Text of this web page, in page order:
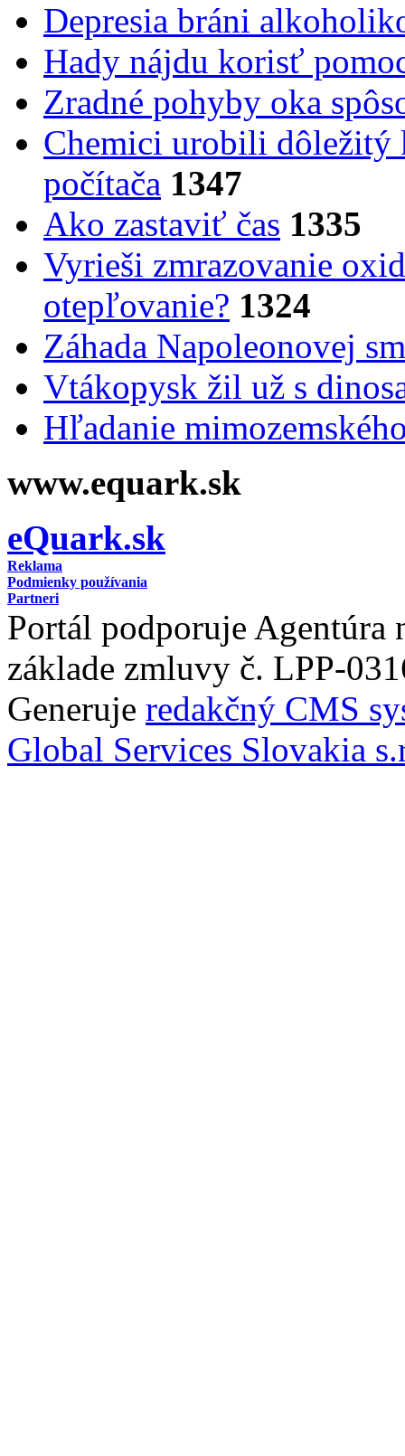
Depresia bráni
Hady nájdu korisť
Zradné pohyby oka
Chemici urobili dôležitý
počítača 1347
Ako zastaviť čas 1335
Vyrieši zmrazovanie
otepľovanie? 1324
Záhada Napoleonovej
Vtákopysk žil už s
Hľadanie
www.equark.sk
eQuark.sk
Reklama
Podmienky používania
Partneri
Portál podporuje Agentúra
základe zmluvy č. LPP-
Generuje redakčný CMS
Global Services Slovakia